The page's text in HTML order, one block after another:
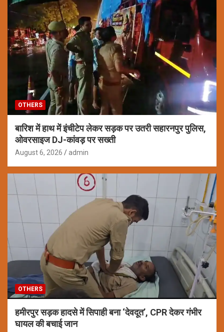
OTHERS
बारिश में हाथ में इंचीटेप लेकर सड़क पर उतरी सहारनपुर पुलिस,
ओवरसाइज DJ-कांवड़ पर सख्ती
August 6, 2026 admin
OTHERS
हमीरपुर सड़क हादसे में सिपाही बना ‘देवदूत’, CPR देकर गंभीर
घायल की बचाई जान